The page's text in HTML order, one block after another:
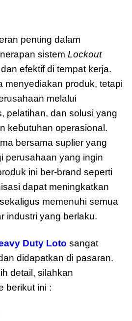
penting dalam
sistem Lockout
efektif di tempat kerja.
menyediakan produk, tetapi
melalui
pelatihan, dan solusi yang
kebutuhan operasional.
bersama suplier yang
perusahaan yang ingin
ini ber-brand seperti
dapat meningkatkan
memenuhi semua
industri yang berlaku.
Duty Loto sangat
didapatkan di pasaran.
detail, silahkan
berikut ini :